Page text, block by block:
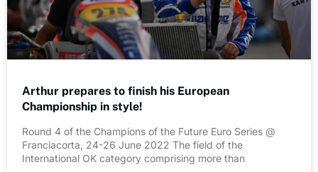
Arthur prepares to finish his European
Championship in style!
Round 4 of the Champions of the Future Euro Series @
Franciacorta, 24-26 June 2022 The field of the
International OK category comprising more than